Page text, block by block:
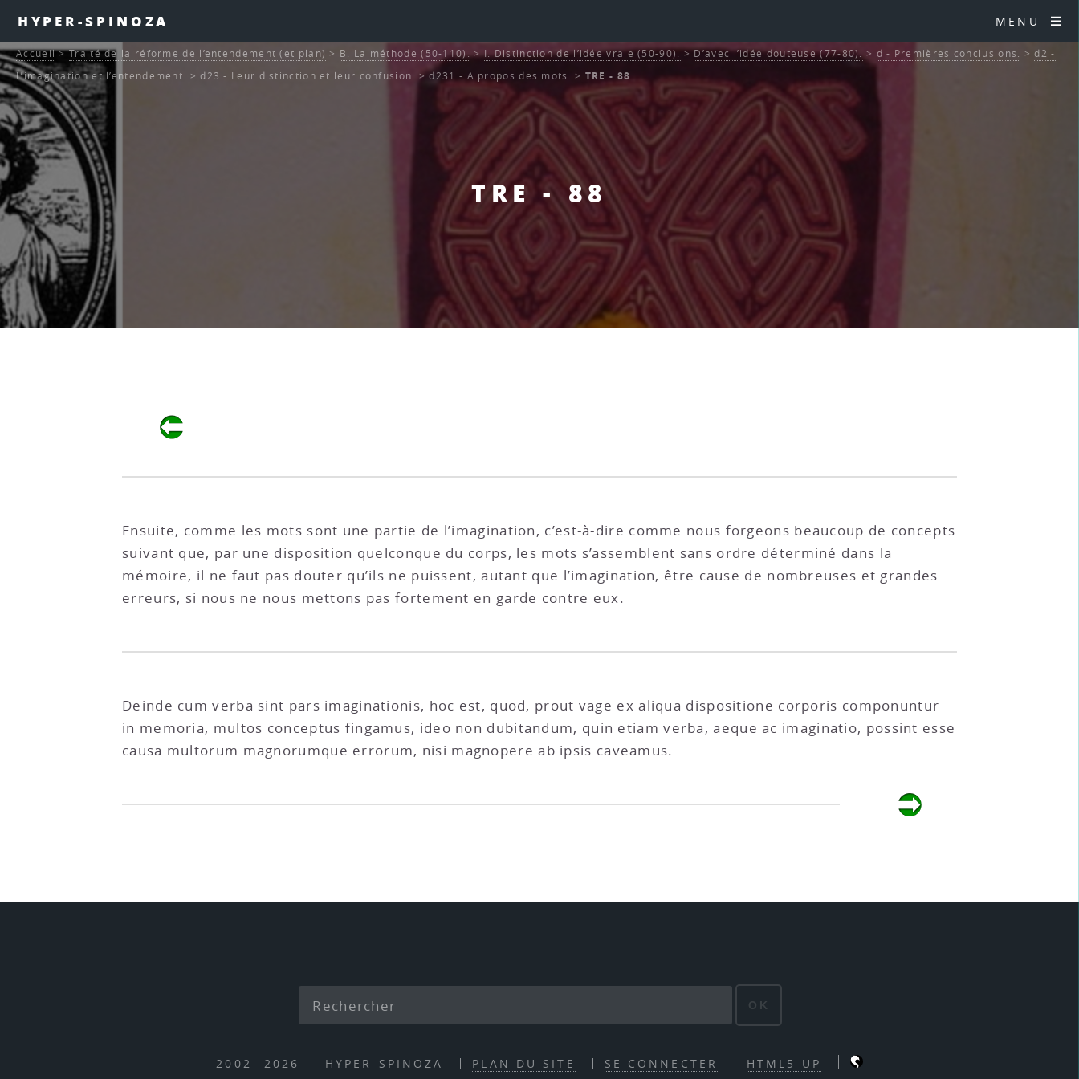
HYPER-SPINOZA MENU
TRE - 88
Accueil>Traité de la réforme de l’entendement (et plan) > B. La méthode (50-110).>I. Distinction de l’idée vraie (50-90).>D’avec l’idée douteuse (77-80). > d - Premières conclusions. >d2 -
L’imagination et l’entendement. >d23 - Leur distinction et leur confusion. >d231 - A propos des mots. > TRE - 88
Ensuite, comme les mots sont une partie de l’imagination, c’est-à-dire comme nous forgeons beaucoup de concepts
suivant que, par une disposition quelconque du corps, les mots s’assemblent sans ordre déterminé dans la
mémoire, il ne faut pas douter qu’ils ne puissent, autant que l’imagination, être cause de nombreuses et grandes
erreurs, si nous ne nous mettons pas fortement en garde contre eux.
Deinde cum verba sint pars imaginationis, hoc est, quod, prout vage ex aliqua dispositione corporis componuntur
in memoria, multos conceptus fingamus, ideo non dubitandum, quin etiam verba, aeque ac imaginatio, possint esse
causa multorum magnorumque errorum, nisi magnopere ab ipsis caveamus.
OK
2002- 2026 — HYPER-SPINOZA PLAN DU SITE SE CONNECTER HTML5 UP